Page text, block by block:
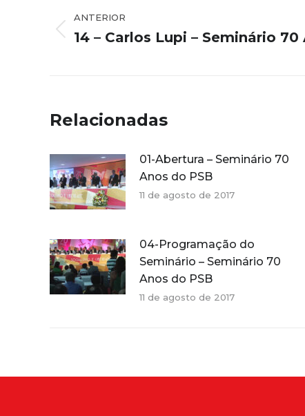
de
post:
ANTERIOR
Post
14 – Carlos Lupi – Seminário 70
Relacionadas
01-Abertura – Seminário 70
Anos do PSB
11 de agosto de 2017
04-Programação do
Seminário – Seminário 70
Anos do PSB
11 de agosto de 2017